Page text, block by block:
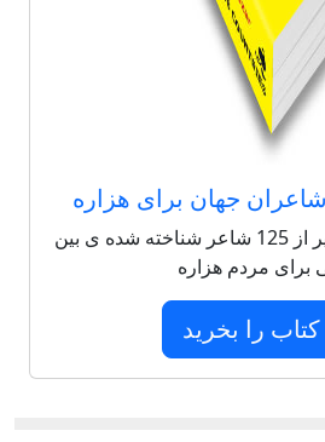
جهان برای هزاره
مجموعه شعر بی نظیر از 125 شاعر شناخته شده ی بین
برای مردم هزاره
کتاب را بخرید